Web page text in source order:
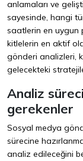
anlamaları ve
sayesinde, hangi
saatlerin en uygun
kitlelerin en aktif
gönderi analizleri,
gelecekteki
Analiz
gerekenler
Sosyal medya
sürecine
analiz edileceğini